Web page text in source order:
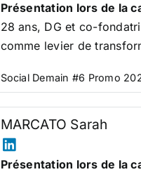
Présentation lors de la
28 ans, DG et co-
comme levier de
Social Demain #6 Promo
MARCATO Sarah
Présentation lors de la